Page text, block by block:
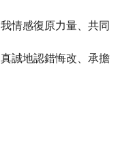
情感復原力量、共同
誠地認錯悔改、承擔